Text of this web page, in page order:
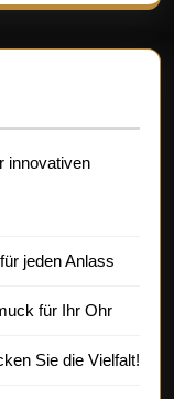
innovativen
jeden Anlass
für Ihr Ohr
Sie die Vielfalt!